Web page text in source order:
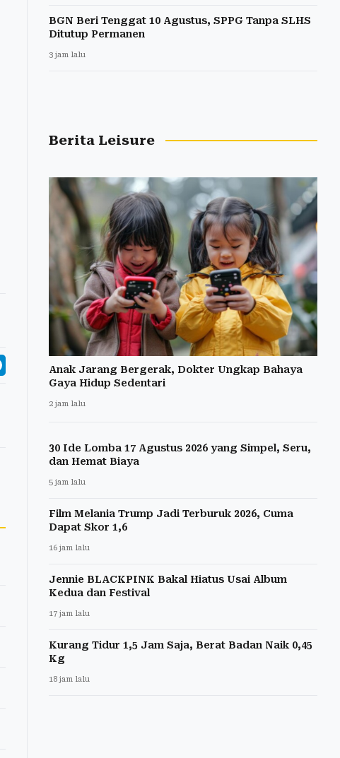
BGN Beri Tenggat 10 Agustus, SPPG Tanpa SLHS
Ditutup Permanen
3 jam lalu
Berita Leisure
Anak Jarang Bergerak, Dokter Ungkap Bahaya
Gaya Hidup Sedentari
2 jam lalu
30 Ide Lomba 17 Agustus 2026 yang Simpel, Seru,
dan Hemat Biaya
5 jam lalu
Film Melania Trump Jadi Terburuk 2026, Cuma
Dapat Skor 1,6
16 jam lalu
Jennie BLACKPINK Bakal Hiatus Usai Album
Kedua dan Festival
17 jam lalu
Kurang Tidur 1,5 Jam Saja, Berat Badan Naik 0,45
Kg
18 jam lalu